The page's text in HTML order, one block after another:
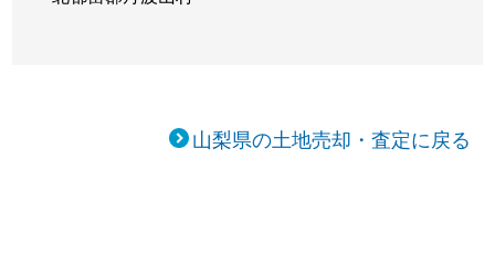
山梨県の土地売却・査定に戻る